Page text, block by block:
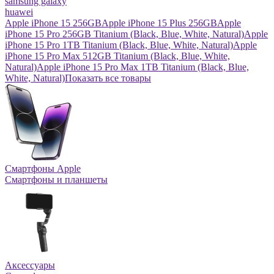
huawei
Apple iPhone 15 256GBApple iPhone 15 Plus 256GBApple
iPhone 15 Pro 256GB Titanium (Black, Blue, White, Natural)Apple
iPhone 15 Pro 1TB Titanium (Black, Blue, White, Natural)Apple
iPhone 15 Pro Max 512GB Titanium (Black, Blue, White,
Natural)Apple iPhone 15 Pro Max 1TB Titanium (Black, Blue,
White, Natural)Показать все товары
Смартфоны Apple
Смартфоны и планшеты
Аксессуары